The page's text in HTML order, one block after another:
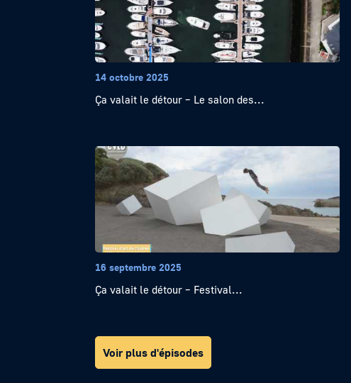
14 octobre 2025
Ça valait le détour – Le salon des...
16 septembre 2025
Ça valait le détour – Festival...
Voir plus d'épisodes